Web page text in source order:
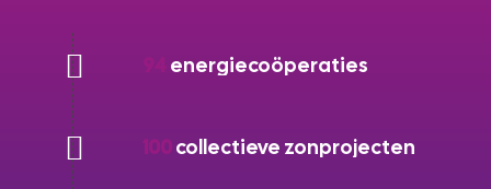
energiecoöperaties
100collectieve zonprojecten